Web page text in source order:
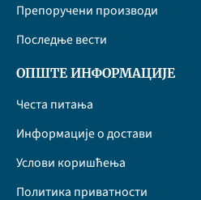
Препоручени производи
Последње вести
ОПШТЕ ИНФОРМАЦИЈЕ
Честа питања
Информације о достави
Услови коришћења
Политика приватности